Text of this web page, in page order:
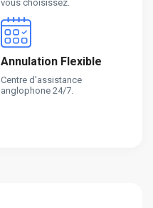
vous choisissez.
Annulation Flexible
Centre d'assistance
anglophone 24/7.